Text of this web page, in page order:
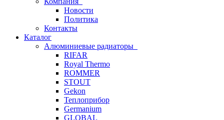
Новости
Политика
Контакты
Каталог
Алюминиевые радиаторы
RIFAR
Royal Thermo
ROMMER
STOUT
Gekon
Теплоприбор
Germanium
GLOBAL